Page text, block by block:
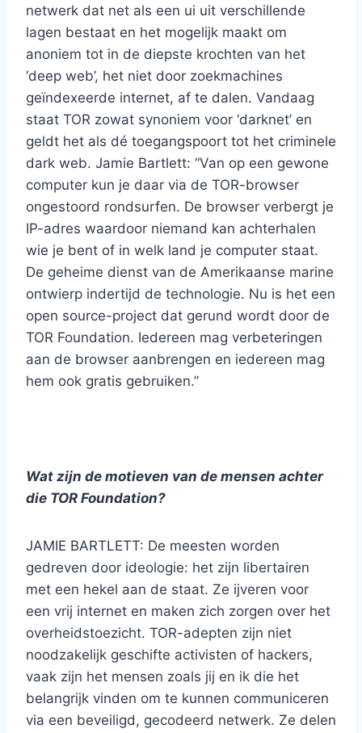
netwerk dat net als een ui uit verschillende
lagen bestaat en het mogelijk maakt om
anoniem tot in de diepste krochten van het
‘deep web’, het niet door zoekmachines
geïndexeerde internet, af te dalen. Vandaag
staat TOR zowat synoniem voor ‘darknet’ en
geldt het als dé toegangspoort tot het criminele
dark web. Jamie Bartlett: “Van op een gewone
computer kun je daar via de TOR-browser
ongestoord rondsurfen. De browser verbergt je
IP-adres waardoor niemand kan achterhalen
wie je bent of in welk land je computer staat.
De geheime dienst van de Amerikaanse marine
ontwierp indertijd de technologie. Nu is het een
open source-project dat gerund wordt door de
TOR Foundation. Iedereen mag verbeteringen
aan de browser aanbrengen en iedereen mag
hem ook gratis gebruiken.”
Wat zijn de motieven van de mensen achter
die TOR Foundation?
JAMIE BARTLETT: De meesten worden
gedreven door ideologie: het zijn libertairen
met een hekel aan de staat. Ze ijveren voor
een vrij internet en maken zich zorgen over het
overheidstoezicht. TOR-adepten zijn niet
noodzakelijk geschifte activisten of hackers,
vaak zijn het mensen zoals jij en ik die het
belangrijk vinden om te kunnen communiceren
via een beveiligd, gecodeerd netwerk. Ze delen